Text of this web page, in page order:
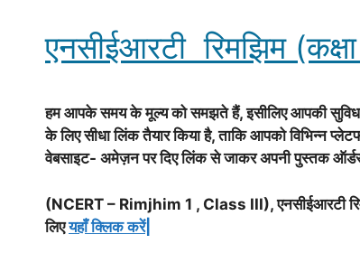
एनसीईआरटी रिमझिम
हम आपके समय के मूल्य को समझते हैं, इसीलिए आपकी
के लिए सीधा लिंक तैयार किया है, ताकि आपको विभिन्न
वेबसाइट- अमेज़न पर दिए लिंक से जाकर अपनी पुस्तक
(NCERT – Rimjhim 1 , Class III), एनसीईआरटी
लिएयहाँ क्लिक करें|